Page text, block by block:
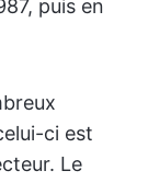
puis en
ci est
Le